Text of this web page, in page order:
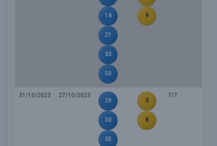
14
21
33
50
9
31/10/2023
27/10/2023
29
33
35
3
8
7/7